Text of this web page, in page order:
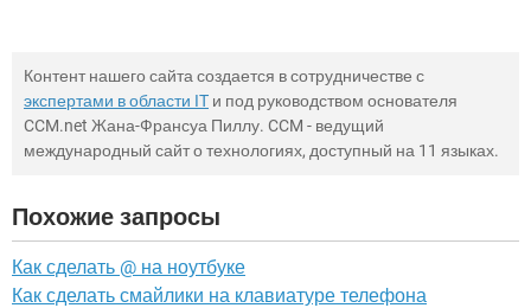
Контент нашего сайта создается в сотрудничестве с
экспертами в области IT и под руководством основателя
CCM.net Жана-Франсуа Пиллу. CCM - ведущий
международный сайт о технологиях, доступный на 11 языках.
Похожие запросы
Как сделать @ на ноутбуке
Как сделать смайлики на клавиатуре телефона